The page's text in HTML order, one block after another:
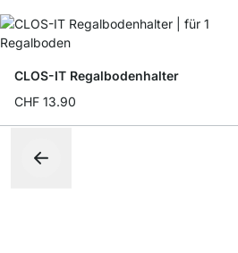
CLOS-IT Regalbodenhalter
CHF 13.90